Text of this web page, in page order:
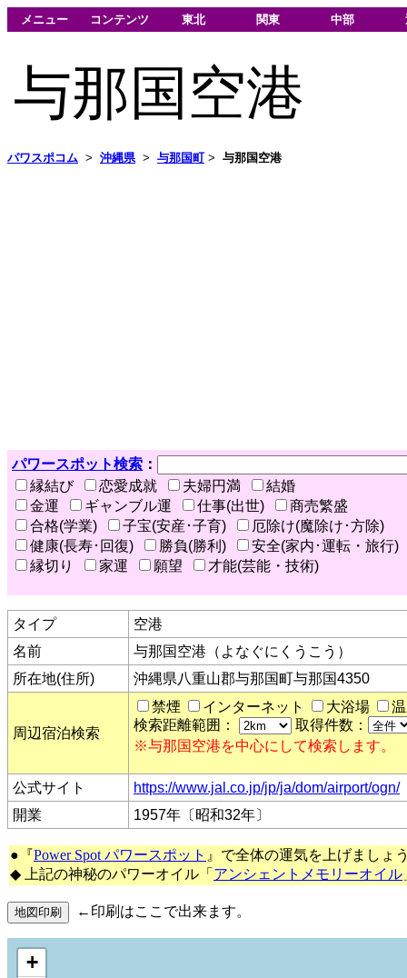
メニュー コンテンツ 東北 関東 中部
与那国空港
パワスポコム > 沖縄県> 与那国町> 与那国空港
パワースポット検索 ：
縁結び
恋愛成就 夫婦円満
結婚
金運
ギャンブル運 仕事(出世)
商売繁盛
合格(学業)
子宝(安産･子育)
厄除け(魔除け･方除)
健康(長寿･回復)
勝負(勝利)
安全(家内･運転・旅行)
縁切り
家運 願望 才能(芸能・技術)
タイプ
空港
名前
与那国空港（よなぐにくうこう）
所在地(住所)
沖縄県八重山郡与那国町与那国4350
周辺宿泊検索
禁煙 インターネット 大浴場
検索距離範囲：
取得件数：
※与那国空港を中心にして検索します。
公式サイト
https://www.jal.co.jp/jp/ja/dom/airport/ogn/
開業
1957年〔昭和32年〕
●『Power Spot パワースポット 』で全体の運気を上げましょ
◆ 上記の神秘のパワーオイル「 アンシェントメモリーオイル
←印刷はここで出来ます。
+